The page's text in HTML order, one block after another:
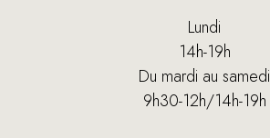
Lundi
14h-19h
Du mardi au samedi
9h30-12h/14h-19h